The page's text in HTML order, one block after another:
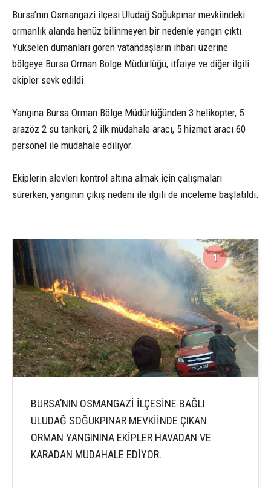
Bursa’nın Osmangazi ilçesi Uludağ Soğukpınar mevkiindeki
ormanlık alanda henüz bilinmeyen bir nedenle yangın çıktı.
Yükselen dumanları gören vatandaşların ihbarı üzerine
bölgeye Bursa Orman Bölge Müdürlüğü, itfaiye ve diğer ilgili
ekipler sevk edildi.
Yangına Bursa Orman Bölge Müdürlüğünden 3 helikopter, 5
arazöz 2 su tankeri, 2 ilk müdahale aracı, 5 hizmet aracı 60
personel ile müdahale ediliyor.
Ekiplerin alevleri kontrol altına almak için çalışmaları
sürerken, yangının çıkış nedeni ile ilgili de inceleme başlatıldı.
1 3
BURSA’NIN OSMANGAZİ İLÇESİNE BAĞLI
ULUDAĞ SOĞUKPINAR MEVKİİNDE ÇIKAN
ORMAN YANGININA EKİPLER HAVADAN VE
KARADAN MÜDAHALE EDİYOR.